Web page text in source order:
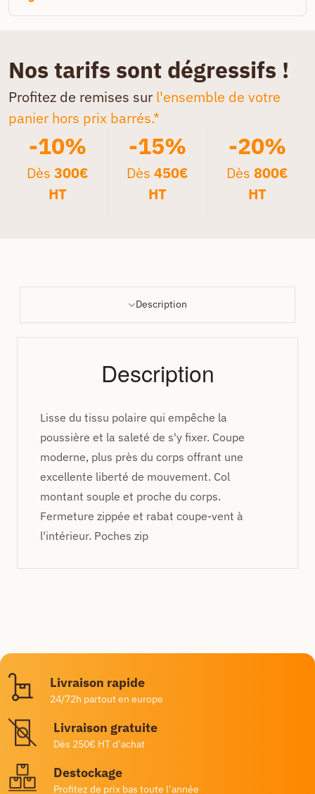
Nos tarifs sont dégressifs !
Profitez de remises sur l'ensemble de votre
panier hors prix barrés.*
-10%
Dès300€
HT
-15%
Dès 450€
HT
-20%
Dès 800€
HT
Description
Description
Lisse du tissu polaire qui empêche la
poussière et la saleté de s'y fixer. Coupe
moderne, plus près du corps offrant une
excellente liberté de mouvement. Col
montant souple et proche du corps.
Fermeture zippée et rabat coupe-vent à
l'intérieur. Poches zip
Livraison rapide
24/72h partout en europe
Livraison gratuite
Dès 250€ HT d’achat
Destockage
Profitez de prix bas toute l’année